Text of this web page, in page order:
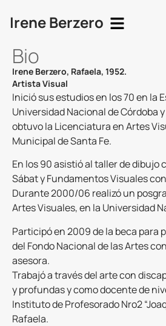
Irene Berzero
Bio
Irene Berzero, Rafaela, 1952.
Artista Visual
Inició sus estudios en los 70 en la
Universidad Nacional de Córdoba
obtuvo la Licenciatura en Artes
Municipal de Santa Fe.
En los 90 asistió al taller de dibujo
Sábat y Fundamentos Visuales
Durante 2000/06 realizó un
Artes Visuales, en la Universidad
Participó en 2009 de la beca para
del Fondo Nacional de las Artes
asesora.
Trabajó a través del arte con
y profundas y como docente de
Instituto de Profesorado Nro2
Rafaela.